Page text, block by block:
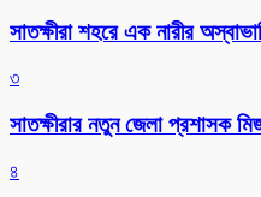
সাতক্ষীরা শহরে এক নারীর
৩
সাতক্ষীরার নতুন জেলা প্রশাসক
৪